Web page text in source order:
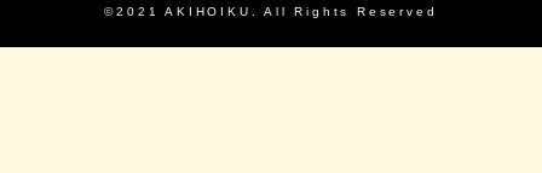
©2021 AKIHOIKU. All Rights Reserved